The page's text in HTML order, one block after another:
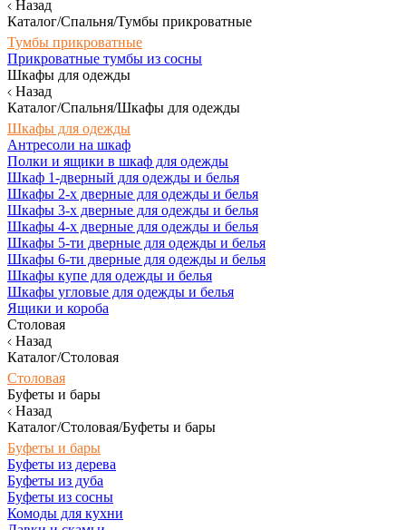
Назад
Каталог/Спальня/Тумбы прикроватные
Тумбы прикроватные
Прикроватные тумбы из сосны
Шкафы для одежды
Назад
Каталог/Спальня/Шкафы для одежды
Шкафы для одежды
Антресоли на шкаф
Полки и ящики в шкаф для одежды
Шкаф 1-дверный для одежды и белья
Шкафы 2-х дверные для одежды и белья
Шкафы 3-х дверные для одежды и белья
Шкафы 4-х дверные для одежды и белья
Шкафы 5-ти дверные для одежды и белья
Шкафы 6-ти дверные для одежды и белья
Шкафы купе для одежды и белья
Шкафы угловые для одежды и белья
Ящики и короба
Столовая
Назад
Каталог/Столовая
Столовая
Буфеты и бары
Назад
Каталог/Столовая/Буфеты и бары
Буфеты и бары
Буфеты из дерева
Буфеты из дуба
Буфеты из сосны
Комоды для кухни